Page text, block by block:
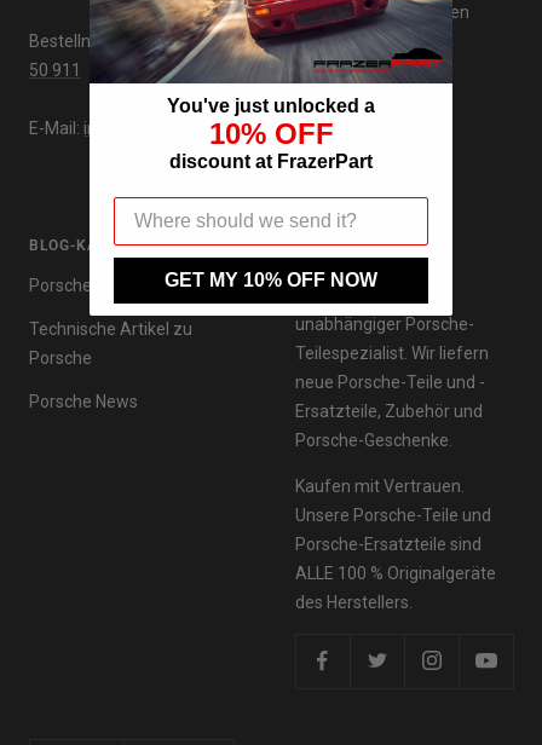
Bestellnummer:+44 151 66
50 911
E-Mail: info@frazerpart.com
Nutzungsbedingungen
Lieferungen
Rezensionen
Kohlenmonoxid-
Bewusstsein
BLOG-KATEGORIEN
Porsche-Geschichte
Technische Artikel zu
Porsche
Porsche News
ÜBER FRAZERPART
unabhängiger Porsche-
Teilespezialist. Wir liefern
neue Porsche-Teile und -
Ersatzteile, Zubehör und
Porsche-Geschenke.
Kaufen mit Vertrauen.
Unsere Porsche-Teile und
Porsche-Ersatzteile sind
ALLE 100 % Originalgeräte
des Herstellers.
You've just unlocked a
10% OFF
discount at FrazerPart
GET MY 10% OFF NOW